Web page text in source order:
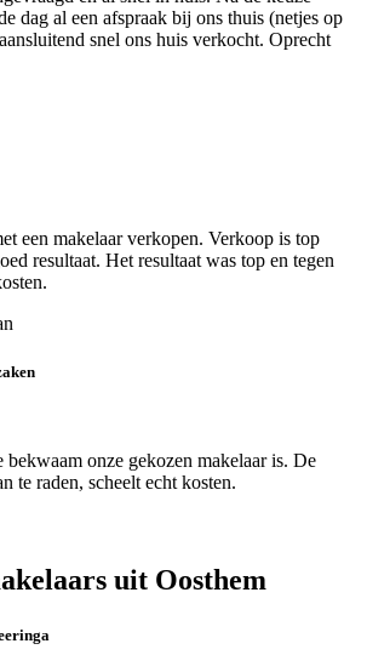
dag al een afspraak bij ons thuis (netjes op
snel ons huis verkocht. Oprecht
een makelaar verkopen. Verkoop is top
resultaat. Het resultaat was top en tegen
bekwaam onze gekozen makelaar is. De
te raden, scheelt echt kosten.
uit Oosthem